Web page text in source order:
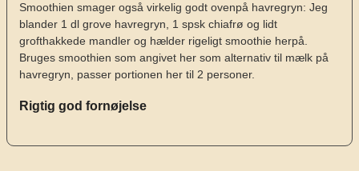
Smoothien smager også virkelig godt ovenpå havregryn: Jeg
blander 1 dl grove havregryn, 1 spsk chiafrø og lidt
grofthakkede mandler og hælder rigeligt smoothie herpå.
Bruges smoothien som angivet her som alternativ til mælk på
havregryn, passer portionen her til 2 personer.
Rigtig god fornøjelse